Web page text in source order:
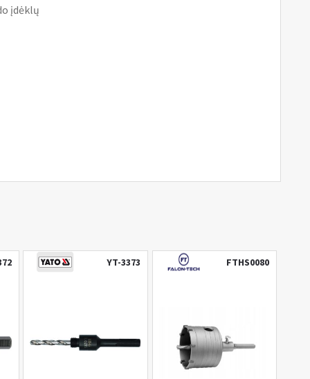
įdėklų
YT-3373 FTHS0080